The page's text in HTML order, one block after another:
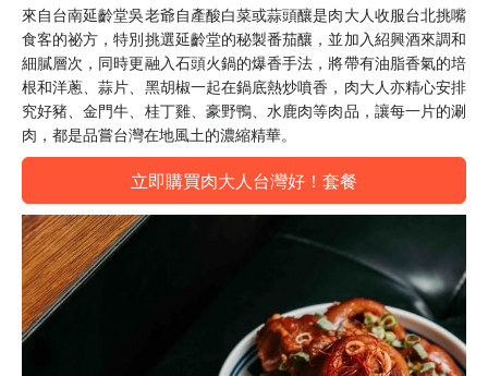
來自台南延齡堂吳老爺自產酸白菜或蒜頭釀是肉大人收服台北挑嘴
食客的祕方，特別挑選延齡堂的秘製番茄釀，並加入紹興酒來調和
細膩層次，同時更融入石頭火鍋的爆香手法，將帶有油脂香氣的培
根和洋蔥、蒜片、黑胡椒一起在鍋底熱炒噴香，肉大人亦精心安排
究好豬、金門牛、桂丁雞、豪野鴨、水鹿肉等肉品，讓每一片的涮
肉，都是品嘗台灣在地風土的濃縮精華。
立即購買肉大人台灣好！套餐